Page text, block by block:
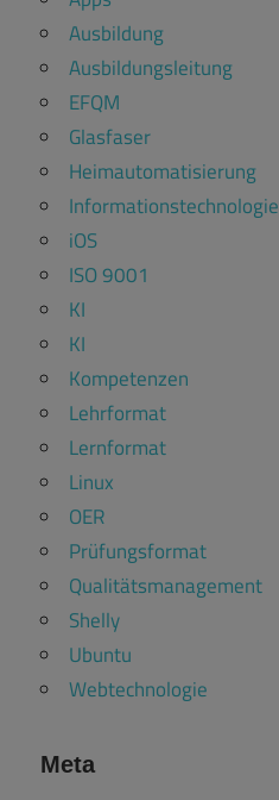
Ausbildung
Ausbildungsleitung
EFQM
Glasfaser
Heimautomatisierung
Informationstechnologie
iOS
ISO 9001
KI
KI
Kompetenzen
Lehrformat
Lernformat
Linux
OER
Prüfungsformat
Qualitätsmanagement
Shelly
Ubuntu
Webtechnologie
Meta